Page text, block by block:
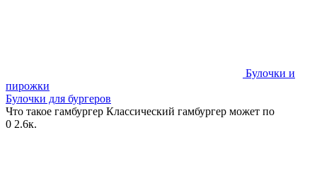
Булочки и
пирожки
Булочки для бургеров
Что такое гамбургер Классический гамбургер может по
0 2.6к.